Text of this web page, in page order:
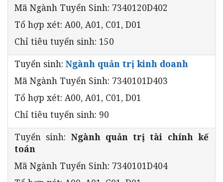
Mã Ngành Tuyển Sinh: 7340120D402
Tổ hợp xét: A00, A01, C01, D01
Chỉ tiêu tuyển sinh: 150
Tuyển sinh: Ngành quản trị kinh doanh
Mã Ngành Tuyển Sinh: 7340101D403
Tổ hợp xét: A00, A01, C01, D01
Chỉ tiêu tuyển sinh: 90
Tuyển sinh: Ngành quản trị tài chính kế
toán
Mã Ngành Tuyển Sinh: 7340101D404